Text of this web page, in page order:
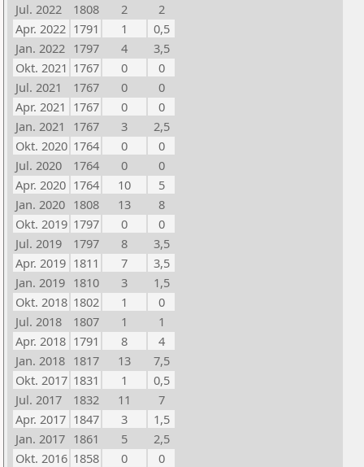
Jul. 2022
1808 2
2
Apr. 2022 1791 1
0,5
Jan. 2022 1797 4
3,5
Okt. 2021 1767 0
0
Jul. 2021
1767 0
0
Apr. 2021 1767 0
0
Jan. 2021
1767 3
2,5
Okt. 2020 1764 0
0
Jul. 2020
1764 0
0
Apr. 2020 1764 10
5
Jan. 2020 1808 13
8
Okt. 2019 1797 0
0
Jul. 2019
1797 8
3,5
Apr. 2019 1811 7
3,5
Jan. 2019 1810 3
1,5
Okt. 2018 1802 1
0
Jul. 2018
1807 1
1
Apr. 2018 1791 8
4
Jan. 2018 1817 13
7,5
Okt. 2017 1831 1
0,5
Jul. 2017
1832 11
7
Apr. 2017 1847 3
1,5
Jan. 2017 1861 5
2,5
Okt. 2016 1858 0
0